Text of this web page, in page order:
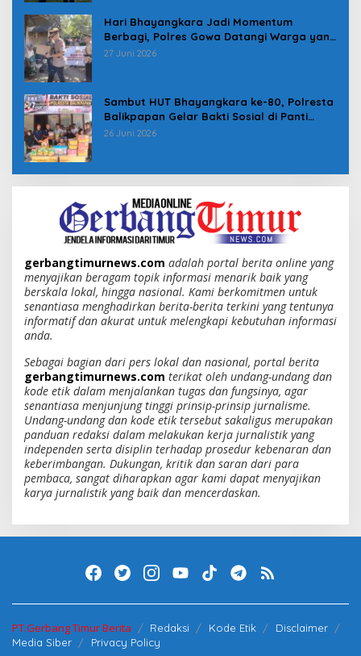
Hari Bhayangkara Jadi Momentum
Berbagi, Polres Gowa Datangi Warga yang
Membutuhkan
27 Juni 2026
Sambut HUT Bhayangkara ke-80, Polresta
Balikpapan Gelar Bakti Sosial di Panti
Asuhan Jabal Rahmah
26 Juni 2026
gerbangtimurnews.com adalah portal berita online yang
menyajikan beragam topik informasi menarik baik yang
berskala lokal, hingga nasional. Kami berkomitmen untuk
senantiasa menghadirkan berita-berita terkini yang tentunya
informatif dan akurat untuk melengkapi kebutuhan informasi
anda.
Sebagai bagian dari pers lokal dan nasional, portal berita
gerbangtimurnews.com terikat oleh undang-undang dan
kode etik dalam menjalankan tugas dan fungsinya, agar
senantiasa menjunjung tinggi prinsip-prinsip jurnalisme.
Undang-undang dan kode etik tersebut sakaligus merupakan
panduan redaksi dalam melakukan kerja jurnalistik yang
independen serta disiplin terhadap prosedur kebenaran dan
keberimbangan. Dukungan, kritik dan saran dari para
pembaca, sangat diharapkan agar kami dapat menyajikan
karya jurnalistik yang baik dan mencerdaskan.
PT.Gerbang Timur Berita Redaksi Kode Etik
Disclaimer
Media Siber
Privacy Policy